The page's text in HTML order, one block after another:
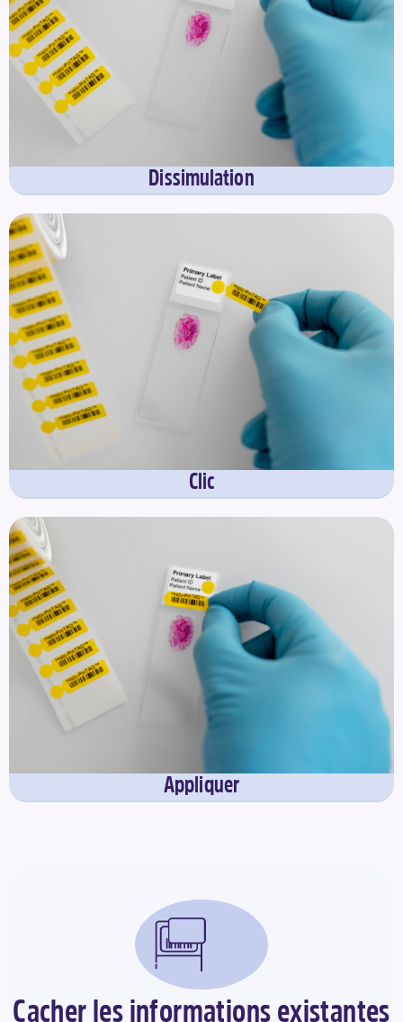
Dissimulation
Clic
Appliquer
Cacher les informations existantes